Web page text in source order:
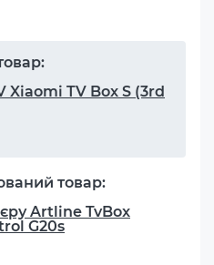
Xiaomi TV Box S (3rd
товар:
Artline TvBox
G20s